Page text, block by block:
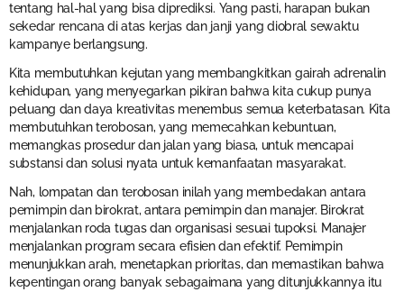
tentang hal-hal yang bisa diprediksi. Yang pasti, harapan bukan
sekedar rencana di atas kerjas dan janji yang diobral sewaktu
kampanye berlangsung.
Kita membutuhkan kejutan yang membangkitkan gairah adrenalin
kehidupan, yang menyegarkan pikiran bahwa kita cukup punya
peluang dan daya kreativitas menembus semua keterbatasan. Kita
membutuhkan terobosan, yang memecahkan kebuntuan,
memangkas prosedur dan jalan yang biasa, untuk mencapai
substansi dan solusi nyata untuk kemanfaatan masyarakat.
Nah, lompatan dan terobosan inilah yang membedakan antara
pemimpin dan birokrat, antara pemimpin dan manajer. Birokrat
menjalankan roda tugas dan organisasi sesuai tupoksi. Manajer
menjalankan program secara efisien dan efektif. Pemimpin
menunjukkan arah, menetapkan prioritas, dan memastikan bahwa
kepentingan orang banyak sebagaimana yang ditunjukkannya itu